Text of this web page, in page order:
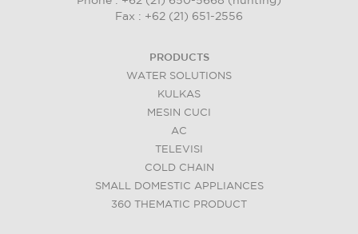
Fax : +62 (21) 651-2556
PRODUCTS
WATER SOLUTIONS
KULKAS
MESIN CUCI
AC
TELEVISI
COLD CHAIN
SMALL DOMESTIC APPLIANCES
360 THEMATIC PRODUCT